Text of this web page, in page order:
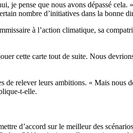
je pense que nous avons dépassé
nombre d’initiatives dans la bonne
à l’action climatique, sa
cette carte tout de suite. Nous
relever leurs ambitions. « Mais nous
t-elle.
d’accord sur le meilleur des